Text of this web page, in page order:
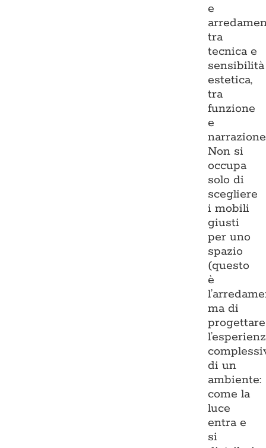
e
tra
tecnica e
sensibilità
estetica,
tra
funzione
e
Non si
occupa
solo di
scegliere
i mobili
giusti
per uno
spazio
(questo
è
ma di
progettare
di un
ambiente:
come la
luce
entra e
si